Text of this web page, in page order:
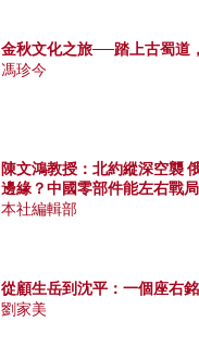
金秋文化之旅──踏上古蜀道
馮珍今
陳文鴻教授：北約縱深空襲
邊緣？中國零部件能左右戰
本社編輯部
從顧生岳到沈平：一個座右
劉家美